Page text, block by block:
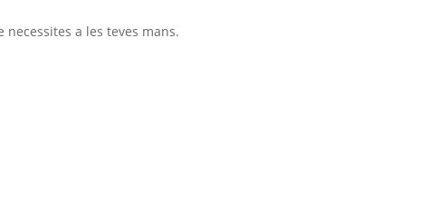
a les teves mans.